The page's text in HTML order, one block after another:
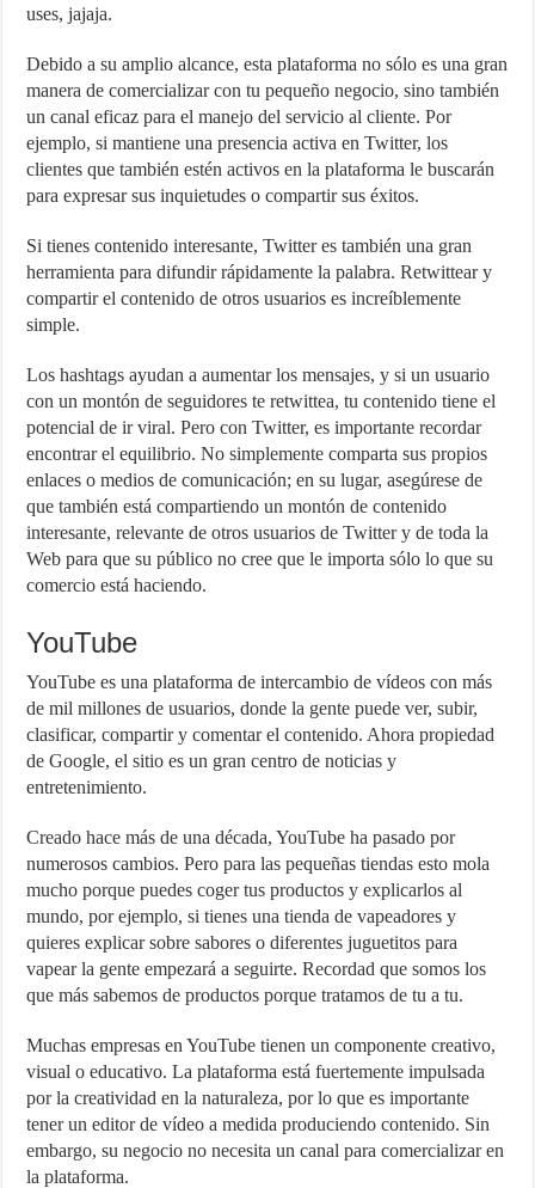
uses, jajaja.
Debido a su amplio alcance, esta plataforma no sólo es una gran
manera de comercializar con tu pequeño negocio, sino también
un canal eficaz para el manejo del servicio al cliente. Por
ejemplo, si mantiene una presencia activa en Twitter, los
clientes que también estén activos en la plataforma le buscarán
para expresar sus inquietudes o compartir sus éxitos.
Si tienes contenido interesante, Twitter es también una gran
herramienta para difundir rápidamente la palabra. Retwittear y
compartir el contenido de otros usuarios es increíblemente
simple.
Los hashtags ayudan a aumentar los mensajes, y si un usuario
con un montón de seguidores te retwittea, tu contenido tiene el
potencial de ir viral. Pero con Twitter, es importante recordar
encontrar el equilibrio. No simplemente comparta sus propios
enlaces o medios de comunicación; en su lugar, asegúrese de
que también está compartiendo un montón de contenido
interesante, relevante de otros usuarios de Twitter y de toda la
Web para que su público no cree que le importa sólo lo que su
comercio está haciendo.
YouTube
YouTube es una plataforma de intercambio de vídeos con más
de mil millones de usuarios, donde la gente puede ver, subir,
clasificar, compartir y comentar el contenido. Ahora propiedad
de Google, el sitio es un gran centro de noticias y
entretenimiento.
Creado hace más de una década, YouTube ha pasado por
numerosos cambios. Pero para las pequeñas tiendas esto mola
mucho porque puedes coger tus productos y explicarlos al
mundo, por ejemplo, si tienes una tienda de vapeadores y
quieres explicar sobre sabores o diferentes juguetitos para
vapear la gente empezará a seguirte. Recordad que somos los
que más sabemos de productos porque tratamos de tu a tu.
Muchas empresas en YouTube tienen un componente creativo,
visual o educativo. La plataforma está fuertemente impulsada
por la creatividad en la naturaleza, por lo que es importante
tener un editor de vídeo a medida produciendo contenido. Sin
embargo, su negocio no necesita un canal para comercializar en
la plataforma.